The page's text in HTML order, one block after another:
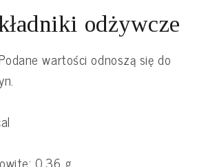
odżywcze
wartości odnoszą się do